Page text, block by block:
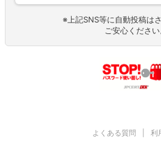
※上記SNS等に自動投稿は
ご安心ください
よくある質問 利